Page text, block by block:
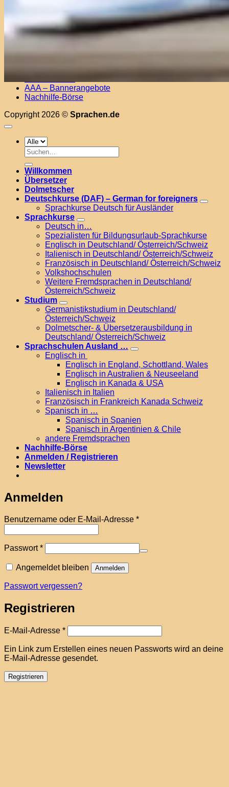
FAQ
Impressum & Datenschutz
Infos & AGB – Nachhilfe durch Privatpersonen
Lehrer Info Nachhilfe
Affiliate Registration
AAA – Bannerangebote
Nachhilfe-Börse
Copyright 2026 © Sprachen.de
Suchen
nach:
Willkommen
Übersetzer
Dolmetscher
Deutschkurse (DAF) – German for foreigners
Sprachkurse Deutsch für Ausländer
Sprachkurse
Deutsch in…
Spezialisten für Bildungsurlaub-Sprachkurse
Englisch in Deutschland/ Österreich/Schweiz
Italienisch in Deutschland/ Österreich/Schweiz
Französisch in Deutschland/ Österreich/Schweiz
Volkshochschulen
Weitere Fremdsprachen in Deutschland/
Österreich/Schweiz
Studium
Germanistikstudium in Deutschland/
Österreich/Schweiz
Dolmetscher- & Übersetzerausbildung in
Deutschland/ Österreich/Schweiz
Sprachschulen Ausland …
Englisch in
Englisch in England, Schottland, Wales
Englisch in Australien & Neuseeland
Englisch in Kanada & USA
Italienisch in Italien
Französisch in Frankreich Kanada Schweiz
Spanisch in …
Spanisch in Spanien
Spanisch in Argentinien & Chile
andere Fremdsprachen
Nachhilfe-Börse
Anmelden / Registrieren
Newsletter
Anmelden
Benutzername oder E-Mail-Adresse *Erforderlich
Passwort*Erforderlich
Angemeldet bleiben Anmelden
Passwort vergessen?
Registrieren
E-Mail-Adresse *Erforderlich
Ein Link zum Erstellen eines neuen Passworts wird an deine
E-Mail-Adresse gesendet.
Registrieren